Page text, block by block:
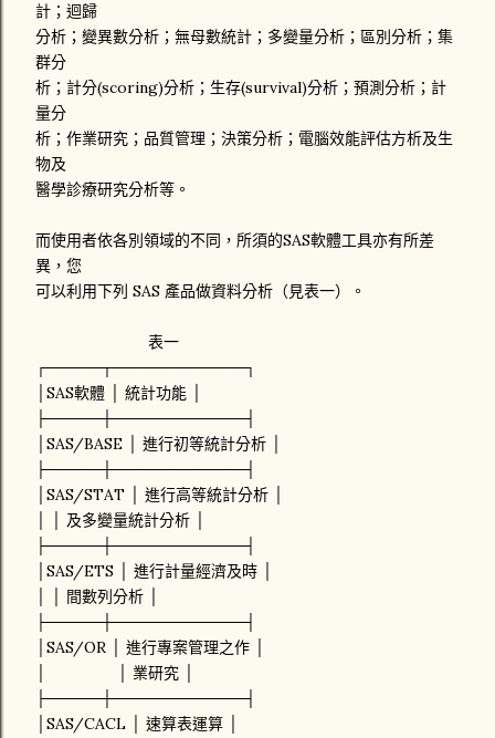
計；迴歸
分析；變異數分析；無母數統計；多變量分析；區別分析；集
群分
析；計分(scoring)分析；生存(survival)分析；預測分析；計
量分
析；作業研究；品質管理；決策分析；電腦效能評估方析及生
物及
醫學診療研究分析等。
而使用者依各別領域的不同，所須的SAS軟體工具亦有所差
異，您
可以利用下列 SAS 產品做資料分析（見表一）。
表一
┌─────┬────────────┐
│SAS軟體 │ 統計功能 │
├─────┼────────────┤
│SAS/BASE │ 進行初等統計分析 │
├─────┼────────────┤
│SAS/STAT │ 進行高等統計分析 │
│ │ 及多變量統計分析 │
├─────┼────────────┤
│SAS/ETS │ 進行計量經濟及時 │
│ │ 間數列分析 │
├─────┼────────────┤
│SAS/OR │ 進行專案管理之作 │
│ │ 業研究 │
├─────┼────────────┤
│SAS/CACL │ 速算表運算 │